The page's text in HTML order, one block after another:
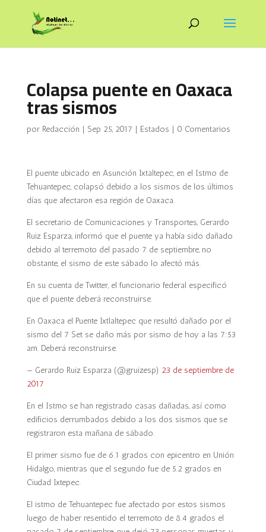
Colapsa puente en Oaxaca
tras sismos
por Redacción | Sep 25, 2017 | Estados | 0 Comentarios
El puente ubicado en Asunción Ixtaltepec, en el Istmo de
Tehuantepec, colapsó debido a los sismos de los últimos
días que afectaron esa región de Oaxaca.
El secretario de Comunicaciones y Transportes, Gerardo
Ruiz Esparza, informó que el puente ya había sido dañado
debido al terremoto del pasado 7 de septiembre, no
obstante, el sismo de este sábado lo afectó más.
En su cuenta de Twitter, el funcionario federal especificó
que el puente deberá reconstruirse.
En Oaxaca el Puente Ixtlaltepec que resultó dañado por el
sismo del 7 Set se daño más por sismo de hoy a las 7:53
am. Deberá reconstruirse.
— Gerardo Ruiz Esparza (@gruizesp) 23 de septiembre de
2017
En el Istmo se han registrado casas dañadas, así como
edificios derrumbados debido a los dos sismos que se
registraron esta mañana de sábado.
El primer sismo fue de 6.1 grados con epicentro en Unión
Hidalgo, mientras que el segundo fue de 5.2 grados en
Ciudad Ixtepec.
El istmo de Tehuantepec fue afectado por estos sismos
luego de haber resentido el terremoto de 8.4 grados el